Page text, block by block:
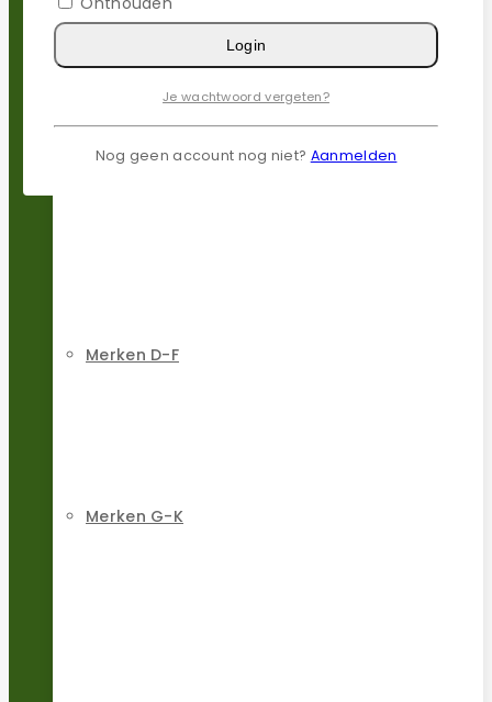
Merken A-C
Merken D-F
Merken G-K
Login
Je wachtwoord vergeten?
Nog geen account nog niet? Aanmelden